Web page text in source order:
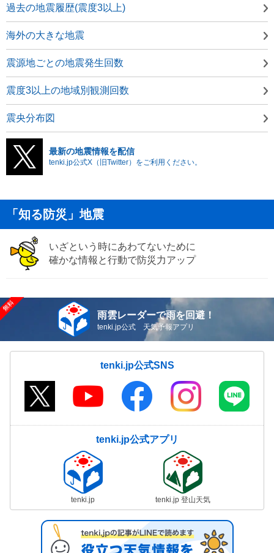
過去の地震履歴(震度3以上)
海外の大きな地震
震源地ごとの地震発生回数
震度3以上の地域別観測回数
震央分布図
最新の地震情報を配信
tenki.jp公式X（旧Twitter）をご利用ください。
「知る防災」地震
いざという時にあわてないために
確かな情報と行動で防災力アップ
雨雲レーダーで雨を回避！
tenki.jp公式 天気予報アプリ
tenki.jp公式SNS
tenki.jp公式アプリ
tenki.jp tenki.jp 登山天気